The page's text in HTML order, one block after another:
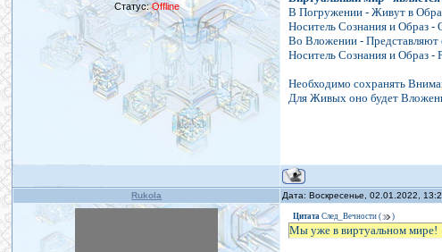
Статус:Offline
В Погружении - Живут в
Носитель Сознания и Образ
Во Вложении - Представляют
Носитель Сознания и Образ -
Необходимо сохранять
Для Живых оно будет
Rukola Дата: Воскресенье, 02.01.2022,
Цитата След_Вечности ( )
Мы уже в виртуальном мире!